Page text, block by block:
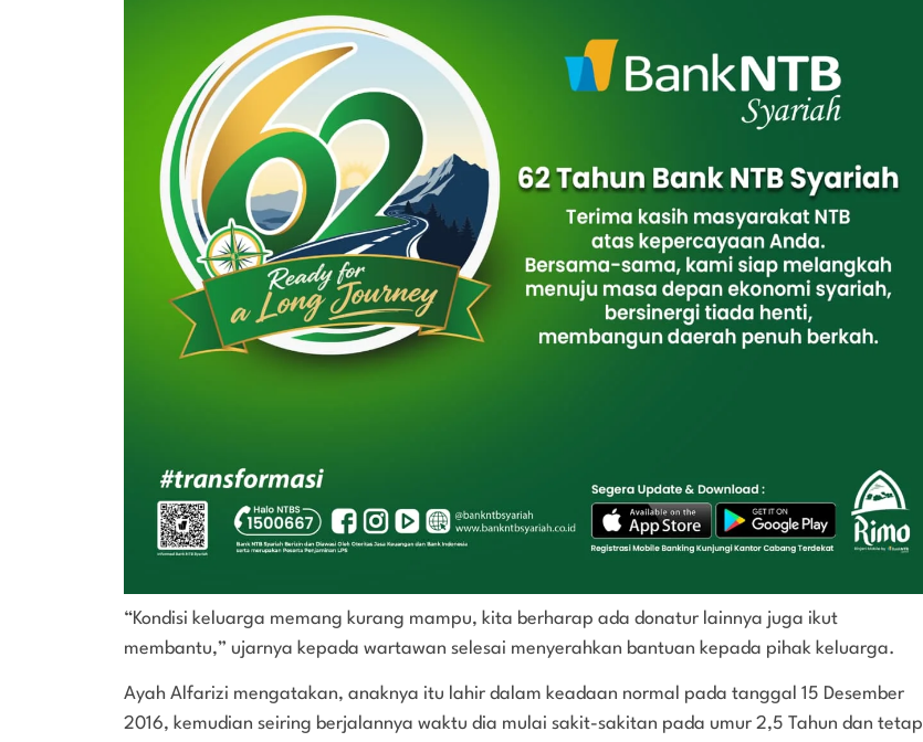
“Kondisi keluarga memang kurang mampu, kita berharap ada donatur lainnya juga ikut
membantu,” ujarnya kepada wartawan selesai menyerahkan bantuan kepada pihak keluarga.
Ayah Alfarizi mengatakan, anaknya itu lahir dalam keadaan normal pada tanggal 15 Desember
2016, kemudian seiring berjalannya waktu dia mulai sakit-sakitan pada umur 2,5 Tahun dan tetap